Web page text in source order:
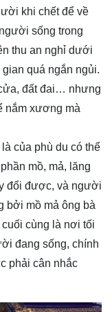
khi chết để về
sống trong
thu an nghỉ dưới
quá ngắn ngủi.
đất đai… nhưng
nắm xương mà
của phù du có thể
mồ, mả, lăng
đổi được, và người
bởi mồ mả ông bà
cùng là nơi tối
đang sống, chính
phải cân nhắc